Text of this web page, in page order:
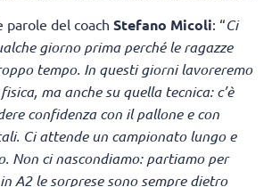
parole del coach Stefano Micoli: “Ci
giorno prima perché le ragazze
tempo. In questi giorni lavoreremo
ma anche su quella tecnica: c’è
confidenza con il pallone e con
Ci attende un campionato lungo e
Non ci nascondiamo: partiamo per
A2 le sorprese sono sempre dietro